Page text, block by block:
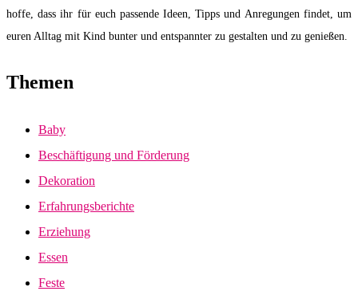
hoffe, dass ihr für euch passende Ideen, Tipps und Anregungen findet, um
euren Alltag mit Kind bunter und entspannter zu gestalten und zu genießen.
Themen
Baby
Beschäftigung und Förderung
Dekoration
Erfahrungsberichte
Erziehung
Essen
Feste